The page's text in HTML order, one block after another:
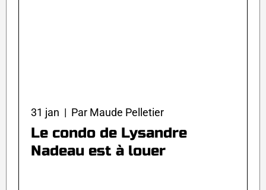
31 jan | Par Maude Pelletier
Le condo de Lysandre
Nadeau est à louer